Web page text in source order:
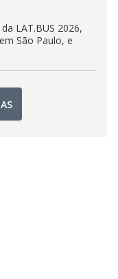
LAT.BUS 2026,
São Paulo, e